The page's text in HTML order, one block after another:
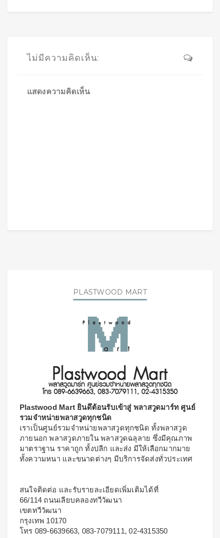
ไม่มีความคิดเห็น:
แสดงความคิดเห็น
PLASTWOOD MART
Plastwood Mart ยินดึต้อนรับเข้าสู่ พลาสวูดมาร์ท ศูนย์
รวมจำหน่ายพลาสวูดทุกชนิด
เราเป็นศูนย์รวมจำหน่ายพลาสวูดทุกชนิด ทั้งพลาสวูด
ภายนอก พลาสวูดภายใน พลาสวูดฉลุลาย ซึ่งมีคุณภาพ
มาตราฐาน ราคาถูก ทั้งปลีก และส่ง มีให้เลือกมากมาย
ทั้งความหนา และขนาดต่างๆ มีบริการจัดส่งทั่วประเทศ
สนใจติดต่อ และรับรายละเอียดเพิ่มเติมได้ที่
66/114 ถนนเลียบคลองทวีวัฒนา
เขตทวีวัฒนา
กรุงเทพ 10170
โทร 089-6639663, 083-7079111, 02-4315350